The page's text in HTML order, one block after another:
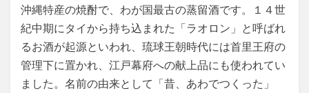
沖縄特産の焼酎で、わが国最古の蒸留酒です。１４世
紀中期にタイから持ち込まれた「ラオロン」と呼ばれ
るお酒が起源といわれ、琉球王朝時代には首里王府の
管理下に置かれ、江戸幕府への献上品にも使われてい
ました。名前の由来として「昔、あわでつくった」